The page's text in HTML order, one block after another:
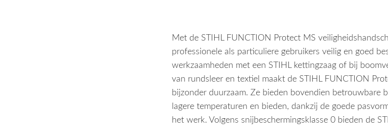
Met de STIHL FUNCTION Protect MS
professionele als particuliere gebruikers veilig en goed
werkzaamheden met een STIHL kettingzaag of bij
van rundsleer en textiel maakt de STIHL FUNCTION
bijzonder duurzaam. Ze bieden bovendien betrouwbare
lagere temperaturen en bieden, dankzij de goede
het werk. Volgens snijbeschermingsklasse 0 bieden de